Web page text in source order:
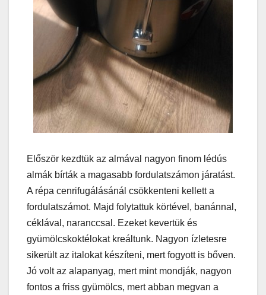
Először kezdtük az almával nagyon finom lédús
almák bírták a magasabb fordulatszámon járatást.
A répa cenrifugálásánál csökkenteni kellett a
fordulatszámot. Majd folytattuk körtével, banánnal,
céklával, naranccsal. Ezeket kevertük és
gyümölcskoktélokat kreáltunk. Nagyon ízletesre
sikerült az italokat készíteni, mert fogyott is bőven.
Jó volt az alapanyag, mert mint mondják, nagyon
fontos a friss gyümölcs, mert abban megvan a